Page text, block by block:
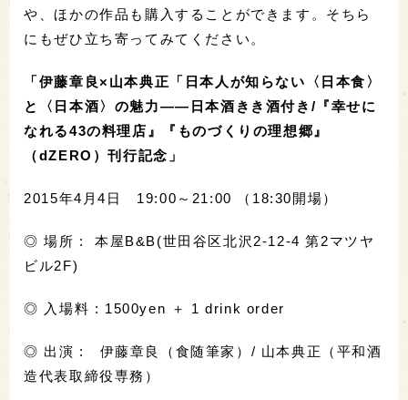
や、ほかの作品も購入することができます。そちら
にもぜひ立ち寄ってみてください。
「伊藤章良×山本典正「日本人が知らない〈日本食〉
と〈日本酒〉の魅力――日本酒きき酒付き/『幸せに
なれる43の料理店』『ものづくりの理想郷』
（dZERO）刊行記念」
2015年4月4日 19:00～21:00 （18:30開場）
◎ 場所 : 本屋B&B(世田谷区北沢2-12-4 第2マツヤ
ビル2F)
◎ 入場料 : 1500yen ＋ 1 drink order
◎ 出演 : 伊藤章良（食随筆家）/ 山本典正（平和酒
造代表取締役専務）